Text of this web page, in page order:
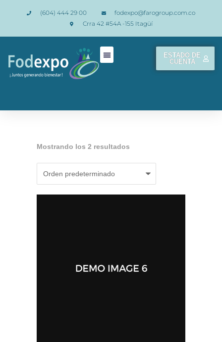
(604) 444 29 00
fodexpo@farogroup.com.co
Crra 42 #54A -155 Itagüí
ESTADO DE
CUENTA
Mostrando los 2 resultados